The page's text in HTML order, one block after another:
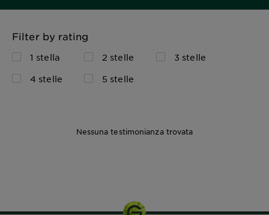
Filter by rating
1 stella 2 stelle
3 stelle
4 stelle
5 stelle
Nessuna testimonianza trovata